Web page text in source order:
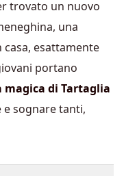
trovato un nuovo
una
esattamente
portano
di Tartaglia
sognare tanti,